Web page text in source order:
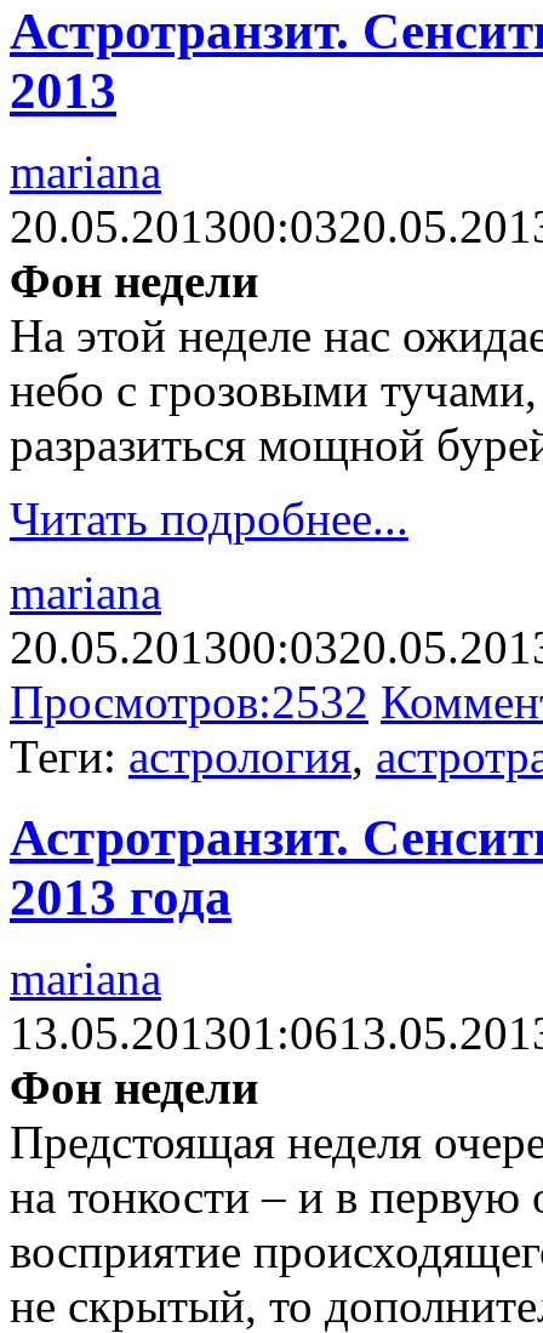
Астротранзит.
2013
mariana
20.05.201300:03
Фон недели
На этой неделе нас
небо с грозовыми
разразиться мощной
Читать подробнее...
mariana
20.05.201300:03
Просмотров:2532
Теги: астрология,
Астротранзит.
2013 года
mariana
13.05.201301:06
Фон недели
Предстоящая неделя
на тонкости – и в первую
восприятие
не скрытый, то